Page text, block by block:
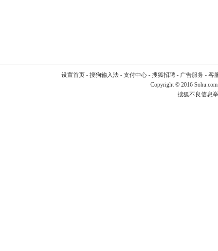
设置首页- 搜狗输入法- 支付中心- 搜狐招聘- 广告服务 - 客
Copyright © 2016
搜狐不良信息